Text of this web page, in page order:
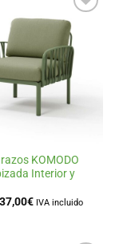
Añadir
a la
lista
deseos
KOMODO
Interior y
€Rango
IVA incluido